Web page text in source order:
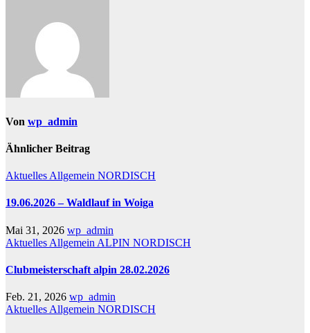
Von wp_admin
Ähnlicher Beitrag
Aktuelles Allgemein NORDISCH
19.06.2026 – Waldlauf in Woiga
Mai 31, 2026 wp_admin
Aktuelles Allgemein ALPIN NORDISCH
Clubmeisterschaft alpin 28.02.2026
Feb. 21, 2026 wp_admin
Aktuelles Allgemein NORDISCH